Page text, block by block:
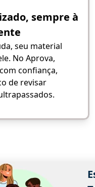
sempre à
seu material
No Aprova,
confiança,
de revisar